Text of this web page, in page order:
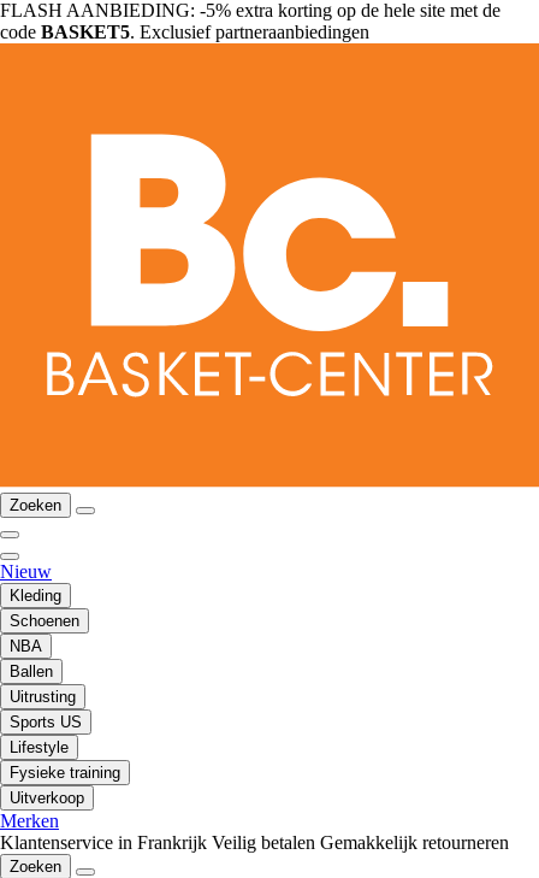
FLASH AANBIEDING: -5% extra korting op de hele site met de
code BASKET5. Exclusief partneraanbiedingen
Zoeken
Nieuw
Kleding
Schoenen
NBA
Ballen
Uitrusting
Sports US
Lifestyle
Fysieke training
Uitverkoop
Merken
Klantenservice in Frankrijk Veilig betalen Gemakkelijk retourneren
Zoeken